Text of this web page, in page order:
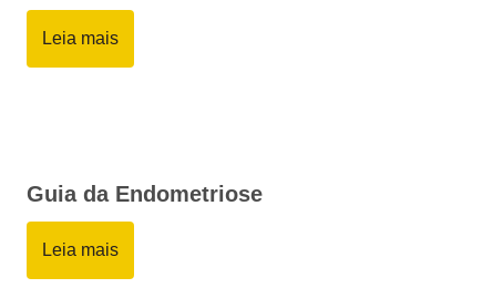
Leia mais
Guia da Endometriose
Leia mais